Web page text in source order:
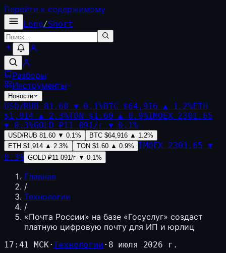
Перейти к содержимому
Long/Short
Разборы
Инструменты
Новости
USD/RUB 81.60 ▼ 0.1%BTC $64,916 ▲ 1.2%ETH
$1,914 ▲ 2.3%TON $1.60 ▲ 0.9%IMOEX 2301.65
▼ 0.3%GOLD ₽11 091/г ▼ 0.1%
USD/RUB 81.60 ▼ 0.1% BTC $64,916 ▲ 1.2%
ETH $1,914 ▲ 2.3% TON $1.60 ▲ 0.9% IMOEX 2301.65 ▼
0.3% GOLD ₽11 091/г ▼ 0.1%
Главная
/
Технологии
/
«Почта России» на базе «Госуслуг» создаст
платную цифровую почту для ИП и юрлиц
17:41 МСК·Технологии · 8 июля 2026 г.